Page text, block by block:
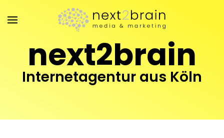
Zum Hauptinhalt springen
next2brain
Internetagentur aus Köln